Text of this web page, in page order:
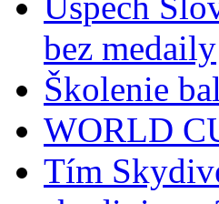
bez medaily
Školenie
WORLD
Tím